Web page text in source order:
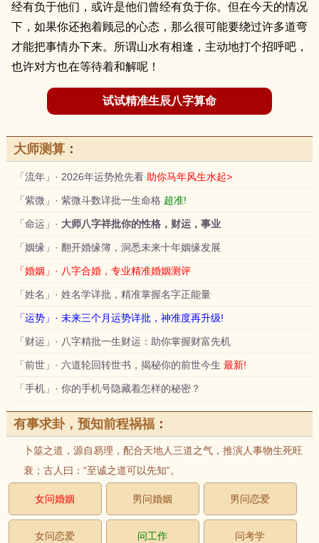
经有负于他们，或许是他们曾经有负于你。但在今天的情况
下，如果你还抱着顾忌的心态，那么很可能要绕过许多道弯
才能把事情办下来。所谓山水有相逢，主动地打个招呼吧，
也许对方也在等待着和解呢！
试试精准生辰八字算命
大师测算：
「流年」· 2026年运势抢先看 助你马年风生水起>
「紫微」· 紫微斗数详批一生命格 超准!
「命运」· 大师八字祥批你的性格，财运，事业
「姻缘」· 翻开婚缘簿，洞悉未来十年姻缘发展
「婚姻」· 八字合婚，专业精准婚姻测评
「姓名」· 姓名学详批，精准掌握名字正能量
「运势」· 未来三个月运势详批，神准度再升级!
「财运」· 八字精批一生财运：助你掌握财富先机
「前世」· 六道轮回转世书，揭秘你的前世今生 最新!
「手机」· 你的手机号隐藏着怎样的秘密？
有事求卦，预知前程祸福：
卜筮之道，源自易理，配合天地人三道之气，推演人事物生死旺
衰；古人曰：“至诚之道可以先知”。
女问婚姻 男问婚姻 男问恋爱
女问恋爱 问工作 问考学